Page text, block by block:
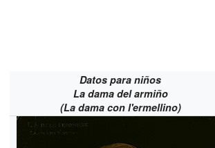
Datos para niños
La dama del armiño
(La dama con l'ermellino)